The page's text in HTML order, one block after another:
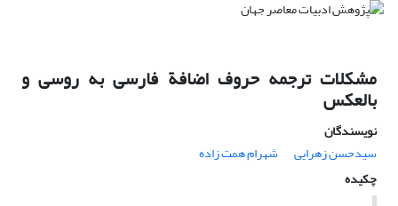
مشکلات ترجمه حروف اضافة فارسی به روسی و
بالعکس
نویسندگان
سیدحسن زهرایی
شهرام همت زاده
چکیده